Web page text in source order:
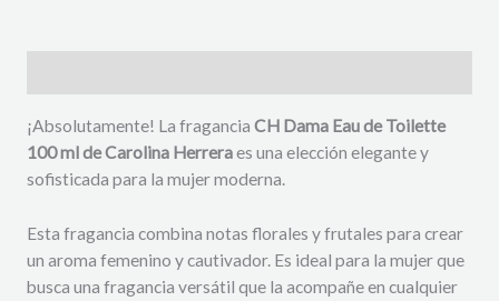
¡Absolutamente! La fragancia CH Dama Eau de Toilette
100 ml de Carolina Herreraes una elección elegante y
sofisticada para la mujer moderna.
Esta fragancia combina notas florales y frutales para crear
un aroma femenino y cautivador. Es ideal para la mujer que
busca una fragancia versátil que la acompañe en cualquier